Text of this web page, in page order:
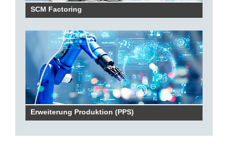
SCM Factoring
Erweiterung Produktion (PPS)